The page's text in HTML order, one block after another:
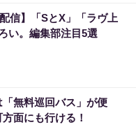
信】「SとX」「ラヴ上
い。編集部注目5選
無料巡回バス」が便
面にも行ける！